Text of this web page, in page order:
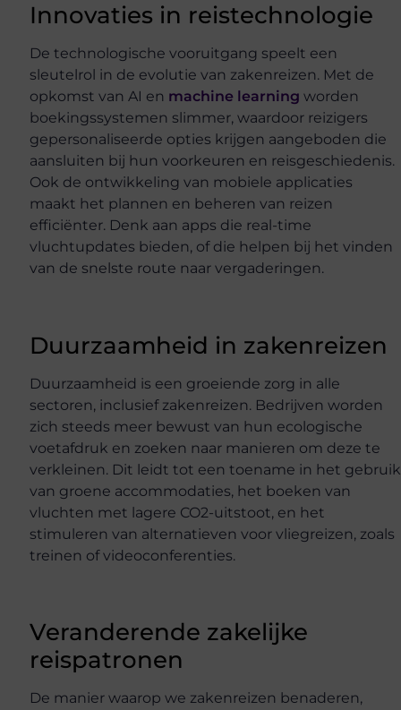
Innovaties in reistechnologie
De technologische vooruitgang speelt een
sleutelrol in de evolutie van zakenreizen. Met de
opkomst van AI en machine learning worden
boekingssystemen slimmer, waardoor reizigers
gepersonaliseerde opties krijgen aangeboden die
aansluiten bij hun voorkeuren en reisgeschiedenis.
Ook de ontwikkeling van mobiele applicaties
maakt het plannen en beheren van reizen
efficiënter. Denk aan apps die real-time
vluchtupdates bieden, of die helpen bij het vinden
van de snelste route naar vergaderingen.
Duurzaamheid in zakenreizen
Duurzaamheid is een groeiende zorg in alle
sectoren, inclusief zakenreizen. Bedrijven worden
zich steeds meer bewust van hun ecologische
voetafdruk en zoeken naar manieren om deze te
verkleinen. Dit leidt tot een toename in het gebruik
van groene accommodaties, het boeken van
vluchten met lagere CO2-uitstoot, en het
stimuleren van alternatieven voor vliegreizen, zoals
treinen of videoconferenties.
Veranderende zakelijke
reispatronen
De manier waarop we zakenreizen benaderen,